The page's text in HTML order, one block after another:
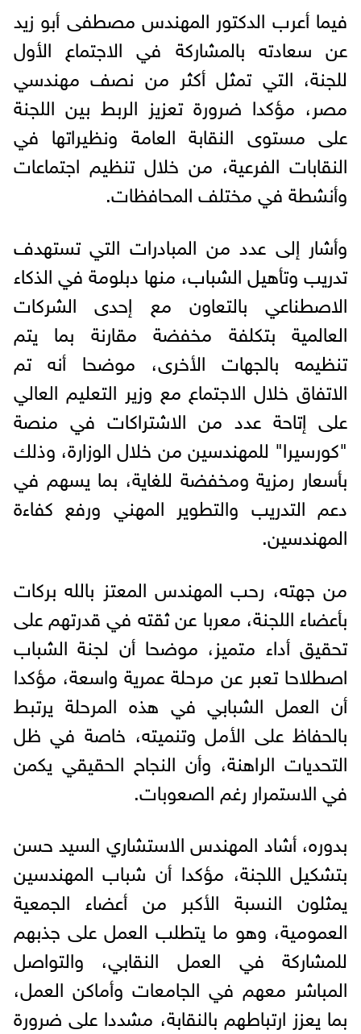
فيما أعرب الدكتور المهندس مصطفى أبو زيد
عن سعادته بالمشاركة في الاجتماع الأول
للجنة، التي تمثل أكثر من نصف مهندسي
مصر، مؤكدا ضرورة تعزيز الربط بين اللجنة
على مستوى النقابة العامة ونظيراتها في
النقابات الفرعية، من خلال تنظيم اجتماعات
وأنشطة في مختلف المحافظات.
وأشار إلى عدد من المبادرات التي تستهدف
تدريب وتأهيل الشباب، منها دبلومة في الذكاء
الاصطناعي بالتعاون مع إحدى الشركات
العالمية بتكلفة مخفضة مقارنة بما يتم
تنظيمه بالجهات الأخرى، موضحا أنه تم
الاتفاق خلال الاجتماع مع وزير التعليم العالي
على إتاحة عدد من الاشتراكات في منصة
"كورسيرا" للمهندسين من خلال الوزارة، وذلك
بأسعار رمزية ومخفضة للغاية، بما يسهم في
دعم التدريب والتطوير المهني ورفع كفاءة
المهندسين.
من جهته، رحب المهندس المعتز بالله بركات
بأعضاء اللجنة، معربا عن ثقته في قدرتهم على
تحقيق أداء متميز، موضحا أن لجنة الشباب
اصطلاحا تعبر عن مرحلة عمرية واسعة، مؤكدا
أن العمل الشبابي في هذه المرحلة يرتبط
بالحفاظ على الأمل وتنميته، خاصة في ظل
التحديات الراهنة، وأن النجاح الحقيقي يكمن
في الاستمرار رغم الصعوبات.
بدوره، أشاد المهندس الاستشاري السيد حسن
بتشكيل اللجنة، مؤكدا أن شباب المهندسين
يمثلون النسبة الأكبر من أعضاء الجمعية
العمومية، وهو ما يتطلب العمل على جذبهم
للمشاركة في العمل النقابي، والتواصل
المباشر معهم في الجامعات وأماكن العمل،
بما يعزز ارتباطهم بالنقابة، مشددا على ضرورة